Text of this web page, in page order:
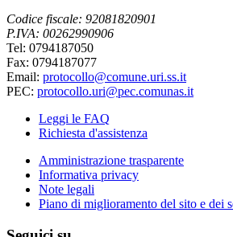
Codice fiscale: 92081820901
P.IVA: 00262990906
Tel: 0794187050
Fax: 0794187077
Email: protocollo@comune.uri.ss.it
PEC: protocollo.uri@pec.comunas.it
Leggi le FAQ
Richiesta d'assistenza
Amministrazione trasparente
Informativa privacy
Note legali
Piano di miglioramento del sito e dei